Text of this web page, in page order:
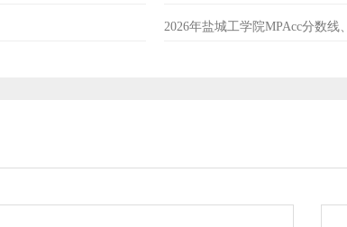
2026年盐城工学院MPAcc分数线